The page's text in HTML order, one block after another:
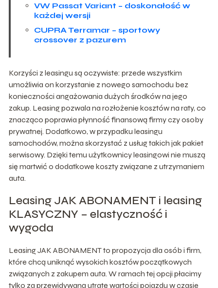
VW Passat Variant – doskonałość w
każdej wersji
CUPRA Terramar – sportowy
crossover z pazurem
Korzyści z leasingu są oczywiste: przede wszystkim
umożliwia on korzystanie z nowego samochodu bez
konieczności angażowania dużych środków na jego
zakup. Leasing pozwala na rozłożenie kosztów na raty, co
znacząco poprawia płynność finansową firmy czy osoby
prywatnej. Dodatkowo, w przypadku leasingu
samochodów, można skorzystać z usług takich jak pakiet
serwisowy. Dzięki temu użytkownicy leasingowi nie muszą
się martwić o dodatkowe koszty związane z utrzymaniem
auta.
Leasing JAK ABONAMENT i leasing
KLASYCZNY – elastyczność i
wygoda
Leasing JAK ABONAMENT to propozycja dla osób i firm,
które chcą uniknąć wysokich kosztów początkowych
związanych z zakupem auta. W ramach tej opcji płacimy
tylko za przewidywaną utratę wartości pojazdu w czasie